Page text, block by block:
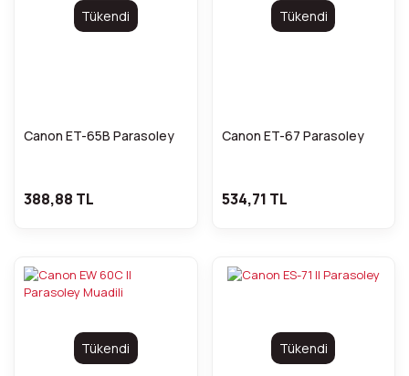
Tükendi
Canon ET-65B Parasoley
388,88 TL
Tükendi
Canon ET-67 Parasoley
534,71 TL
Tükendi Tükendi